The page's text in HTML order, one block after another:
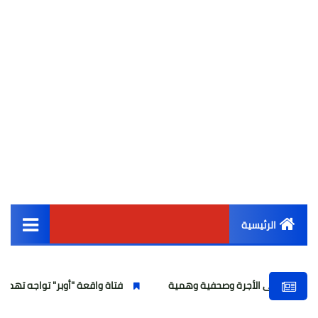
الرئيسية
أخبار مصر
الأجرة وصحفية وهمية فتاة واقعة "أوبر" تواجه تهمة انتحال